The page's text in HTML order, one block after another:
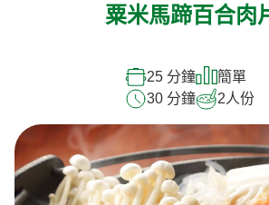
粟米馬蹄百合肉
25 分鐘
簡單
30 分鐘
2人份